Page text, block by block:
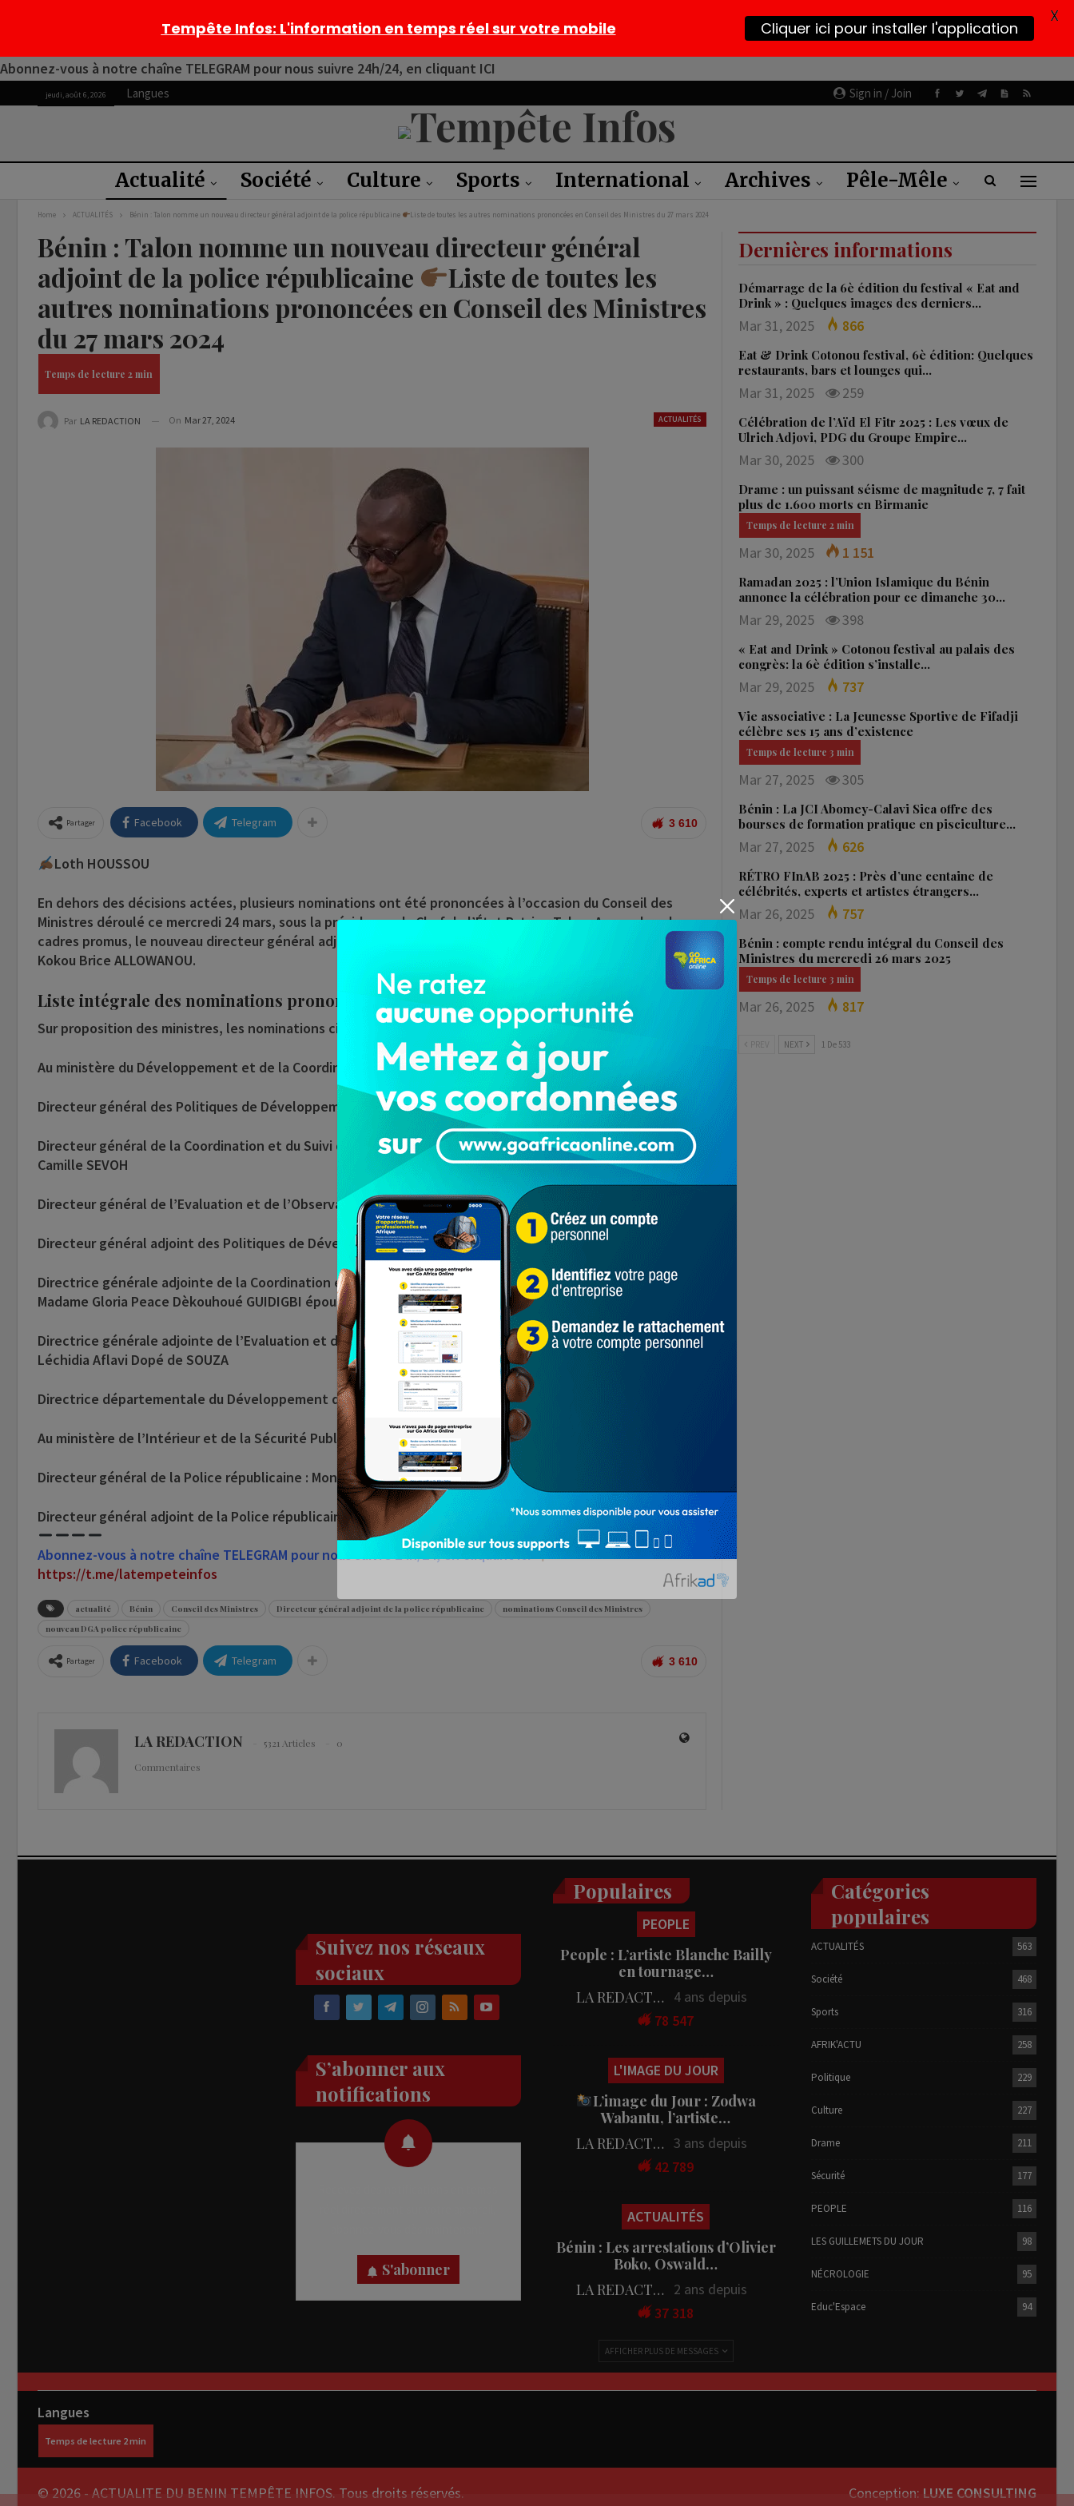
Abonnez-vous à notre chaîne TELEGRAM pour nous suivre 24h/24, en cliquant ICI
Sign in / Join
jeudi, août 6, 2026 Langues
Actualité Société Culture Sports International Archives Pêle-Mêle
Home ACTUALITÉS Bénin : Talon nomme un nouveau directeur général adjoint de la police républicaine Liste de toutes les autres nominations prononcées en Conseil des Ministres du 27 mars 2024
Bénin : Talon nomme un nouveau directeur général
adjoint de la police républicaine
Liste de toutes les
autres nominations prononcées en Conseil des Ministres
du 27 mars 2024
ACTUALITÉS
Par LA REDACTION On Mar 27, 2024
3 610
Partager Facebook Telegram
Loth HOUSSOU
En dehors des décisions actées, plusieurs nominations ont été prononcées à l’occasion du Conseil des
Ministres déroulé ce mercredi 24 mars, sous la présidence du Chef de l’État Patrice Talon. Au nombre de ces
cadres promus, le nouveau directeur général adjoint de la police républicaine, Contrôleur général de police
Kokou Brice ALLOWANOU.
Liste intégrale des nominations prononcées.
Sur proposition des ministres, les nominations ci-après ont été prononcées :
Au ministère du Développement et de la Coordination de l’Action Gouvernementale
Directeur général des Politiques de Développement : Monsieur Cyriaque Romuald Adékambi EDON
Directeur général de la Coordination et du Suivi des Objectifs de Développement durable : Monsieur Anicet
Camille SEVOH
Directeur général de l’Evaluation et de l’Observatoire du Changement social : Monsieur Abdoulaye GOUNOU
Directeur général adjoint des Politiques de Développement : Monsieur Comlanvi Romaric Armel SOFONOU
Directrice générale adjointe de la Coordination et du Suivi des Objectifs de Développement durable :
Madame Gloria Peace Dèkouhoué GUIDIGBI épouse BALOGOU
Directrice générale adjointe de l’Evaluation et de l’Observatoire du Changement social : Madame Pélagie
Léchidia Aflavi Dopé de SOUZA
Directrice départementale du Développement du Borgou : Madame Mariétou TAMBA
Au ministère de l’Intérieur et de la Sécurité Publique
Directeur général de la Police républicaine : Monsieur Soumaïla Allabi YAYA
Directeur général adjoint de la Police républicaine : Contrôleur général de police Kokou Brice ALLOWANOU
Abonnez-vous à notre chaîne TELEGRAM pour nous suivre 24h/24, en cliquant ici
https://t.me/latempeteinfos
actualité Bénin Conseil des Ministres Directeur général adjoint de la police républicaine
nominations Conseil des Ministres
nouveau DGA police républicaine
3 610
Partager Facebook Telegram
LA REDACTION 5321 Articles
0
Commentaires
Dernières informations
Démarrage de la 6è édition du festival « Eat and
Drink » : Quelques images des derniers…
Mar 31, 2025 866
Eat & Drink Cotonou festival, 6è édition: Quelques
restaurants, bars et lounges qui…
Mar 31, 2025 259
Célébration de l’Aïd El Fitr 2025 : Les vœux de
Ulrich Adjovi, PDG du Groupe Empire…
Mar 30, 2025 300
Drame : un puissant séisme de magnitude 7, 7 fait
plus de 1.600 morts en Birmanie
Mar 30, 2025 1 151
Ramadan 2025 : l’Union Islamique du Bénin
annonce la célébration pour ce dimanche 30…
Mar 29, 2025 398
« Eat and Drink » Cotonou festival au palais des
congrès: la 6è édition s’installe…
Mar 29, 2025 737
Vie associative : La Jeunesse Sportive de Fifadji
célèbre ses 15 ans d’existence
Mar 27, 2025 305
Bénin : La JCI Abomey-Calavi Sica offre des
bourses de formation pratique en pisciculture…
Mar 27, 2025 626
RÉTRO FInAB 2025 : Près d’une centaine de
célébrités, experts et artistes étrangers…
Mar 26, 2025 757
Bénin : compte rendu intégral du Conseil des
Ministres du mercredi 26 mars 2025
Mar 26, 2025 817
NEXT 1 De 533
Suivez nos réseaux
sociaux
S’abonner aux
notifications
S'abonner
Populaires
PEOPLE
People : L’artiste Blanche Bailly
en tournage…
LA REDACTION
4 ans depuis
78 547
L'IMAGE DU JOUR
L’image du Jour : Zodwa
Wabantu, l’artiste…
LA REDACTION 3 ans depuis
42 789
ACTUALITÉS
Bénin : Les arrestations d’Olivier
Boko, Oswald…
LA REDACTION
2 ans depuis
37 318
AFFICHER PLUS DE MESSAGES
Catégories
populaires
ACTUALITÉS 563
Société 468
Sports 316
AFRIK'ACTU 258
Politique 229
Culture 227
Drame 211
Sécurité 177
PEOPLE 116
LES GUILLEMETS DU JOUR 98
NÉCROLOGIE 95
Educ'Espace 94
Langues
© 2026 - ACTUALITE DU BENIN TEMPÊTE INFOS. Tous droits réservés. Conception: LUXE CONSULTING
Tempête Infos: L'information en temps réel sur votre mobile Cliquer ici pour installer l'application
X